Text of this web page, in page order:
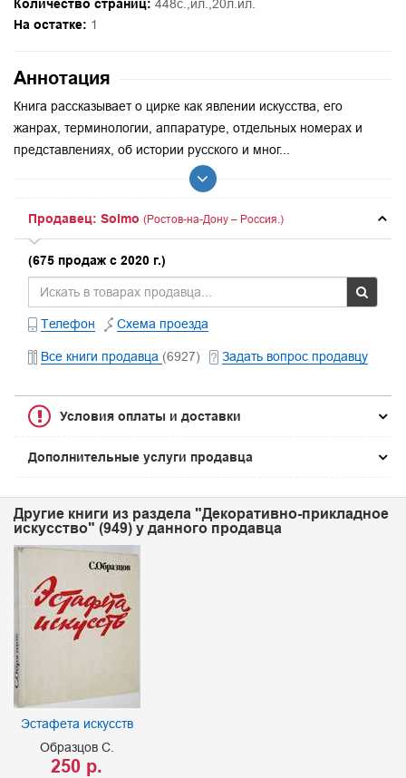
Количество страниц: 448с.,ил.,20л.ил.
На остатке: 1
Аннотация
Книга рассказывает о цирке как явлении искусства, его
жанрах, терминологии, аппаратуре, отдельных номерах и
представлениях, об истории русского и мног...
Продавец: Solmo (Ростов-на-Дону – Россия.)
(675 продаж с 2020 г.)
Телефон Схема проезда
Все книги продавца (6927) Задать вопрос продавцу
Условия оплаты и доставки
Дополнительные услуги продавца
Другие книги из раздела "Декоративно-прикладное
искусство" (949) у данного продавца
Эстафета искусств
Образцов С.
250 р.